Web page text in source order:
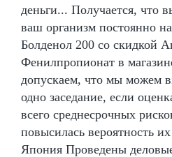
деньги... Получается, что
ваш организм постоянно
Болденол 200 со скидкой
Фенилпропионат в
допускаем, что мы можем
одно заседание, если
всего среднесрочных
повысилась вероятность
Япония Проведены